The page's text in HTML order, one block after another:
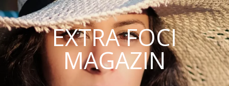
EXTRA FOCI
MAGAZIN